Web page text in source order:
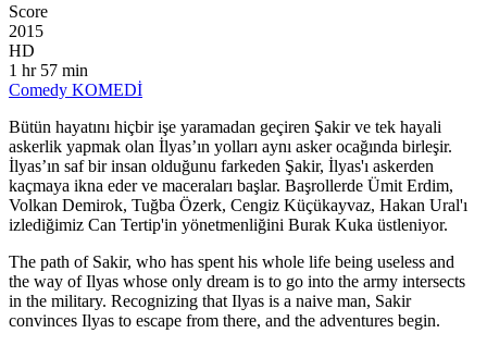
Score
2015
HD
1 hr 57 min
Comedy KOMEDİ
Bütün hayatını hiçbir işe yaramadan geçiren Şakir ve tek hayali
askerlik yapmak olan İlyas’ın yolları aynı asker ocağında birleşir.
İlyas’ın saf bir insan olduğunu farkeden Şakir, İlyas'ı askerden
kaçmaya ikna eder ve maceraları başlar. Başrollerde Ümit Erdim,
Volkan Demirok, Tuğba Özerk, Cengiz Küçükayvaz, Hakan Ural'ı
izlediğimiz Can Tertip'in yönetmenliğini Burak Kuka üstleniyor.
The path of Sakir, who has spent his whole life being useless and
the way of Ilyas whose only dream is to go into the army intersects
in the military. Recognizing that Ilyas is a naive man, Sakir
convinces Ilyas to escape from there, and the adventures begin.